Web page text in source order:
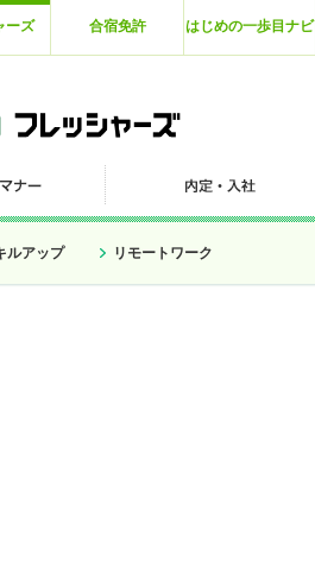
ーズ 合宿免許 はじめの一歩目ナビ
ルアップ リモートワーク